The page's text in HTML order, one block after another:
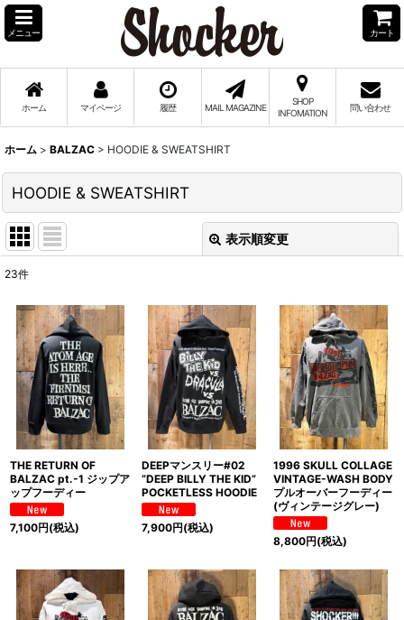
メニュー カート
ホーム マイページ 履歴 MAIL MAGAZINE
SHOP
INFOMATION
問い合わせ
ホーム > BALZAC > HOODIE & SWEATSHIRT
HOODIE & SWEATSHIRT
表示順変更
並び順:
絞り込む
23件
THE RETURN OF
BALZAC pt.-1 ジップア
ップフーディー
7,100円(税込)
DEEPマンスリー#02
“DEEP BILLY THE KID”
POCKETLESS HOODIE
7,900円(税込)
1996 SKULL COLLAGE
VINTAGE-WASH BODY
プルオーバーフーディー
(ヴィンテージグレー)
8,800円(税込)